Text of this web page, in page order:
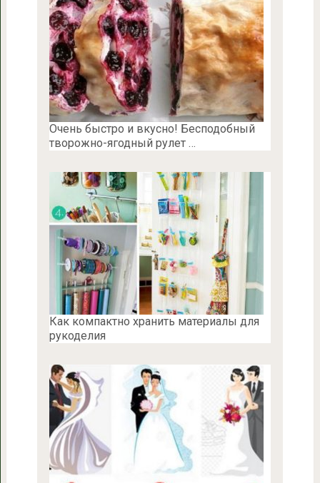
Очень быстро и вкусно! Бесподобный
творожно-ягодный рулет …
Как компактно хранить материалы для
рукоделия